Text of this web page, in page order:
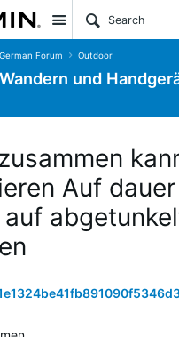
Site
German Forum Outdoor
Wandern und
Auf
auf